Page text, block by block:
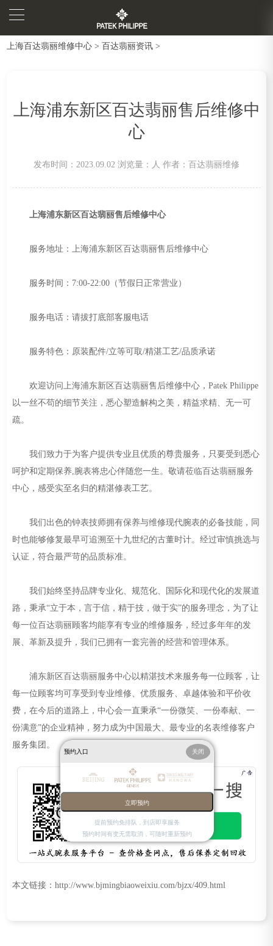
上海百达翡丽维修中心 >百达翡丽资讯 >
上海浦东新区百达翡丽售后维修中
心
发布时间：2023.09.02 浏览量： 人 作者：百达翡丽维修
上海浦东新区百达翡丽售后维修中心
服务地址：上海浦东新区百达翡丽售后维修中心
服务时间：7:00-22:00（节假日正常营业）
服务电话：请拔打底部客服电话
服务特色：原装配件/立等可取/精湛工艺/品质承诺
欢迎访问上海浦东新区百达翡丽售后维修中心，Patek Philippe
以一丝不苟的细节关注，悉心塑造解构之美，精益求精、无一可
疏。
我们致力于为客户提供专业且优质的尊贵服务，只要受到悉心
呵护和定期保养,腕表将忠心伴随您一生。敬请莅临百达翡丽服务
中心，感受实至名归的精湛修表工艺。
我们出色的钟表技师拥有保养与维修现代腕表的必备技能，同
时也能够修复最早可追溯至十九世纪的古董时计。经过审慎挑选与
认证，符合最严苛的品质标准。
我们始终坚持品牌专业化、规范化、国际化和现代化的发展道
路，秉承“立于本，言于信，精于技，做于实”的服务理念，为了让
每一位百达翡丽顾客均能享有专业的维修服务，经过多年年的发
展、革新及提升，我们已拥有一套完善的经营和管理体系。
浦东新区百达翡丽服务中心以精湛技术来服务每一位顾客，让
每一位顾客均可享受到专业维修、优质服务、卓越体验和平价收
费，在今后的道路上，中心会一直秉承“一份微笑、一份奉献、一
份满意”的企业精神，努力成为中国最大、最专业的名表维修客户
服务集团。
本文链接：http://www.bjmingbiaoweixiu.com/bjzx/409.html
预约入口 关闭
立即预约
提前预约免排队，到店即享服务
预约时间有变无需取消，可随时重新预约